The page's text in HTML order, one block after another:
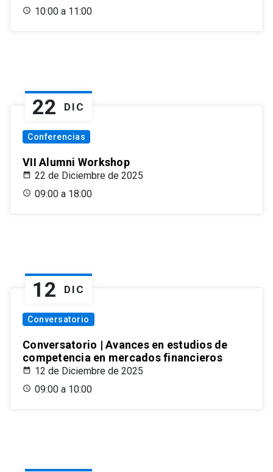
10:00 a 11:00
22 DIC
Conferencias
VII Alumni Workshop
22 de Diciembre de 2025
09:00 a 18:00
12 DIC
Conversatorio
Conversatorio | Avances en estudios de
competencia en mercados financieros
12 de Diciembre de 2025
09:00 a 10:00